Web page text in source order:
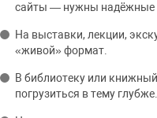
сайты — нужны надёжные
На выставки, лекции,
«живой» формат.
В библиотеку или
погрузиться в тему глубже.